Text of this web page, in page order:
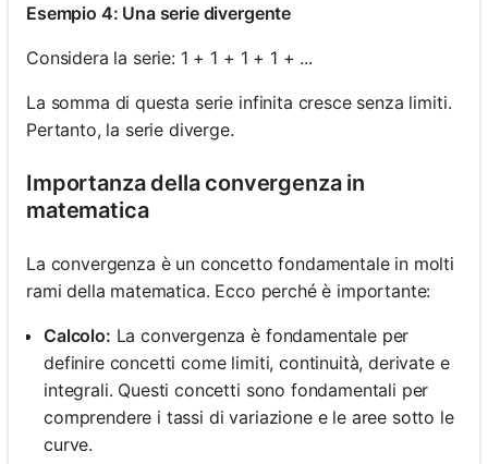
Esempio 4: Una serie divergente
Considera la serie: 1 + 1 + 1 + 1 + ...
La somma di questa serie infinita cresce senza limiti.
Pertanto, la serie diverge.
Importanza della convergenza in
matematica
La convergenza è un concetto fondamentale in molti
rami della matematica. Ecco perché è importante:
Calcolo: La convergenza è fondamentale per
definire concetti come limiti, continuità, derivate e
integrali. Questi concetti sono fondamentali per
comprendere i tassi di variazione e le aree sotto le
curve.